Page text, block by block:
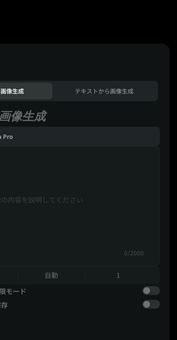
像生成 テキストから画像生成
像生成
Pro
0/2000
自動
1
モード